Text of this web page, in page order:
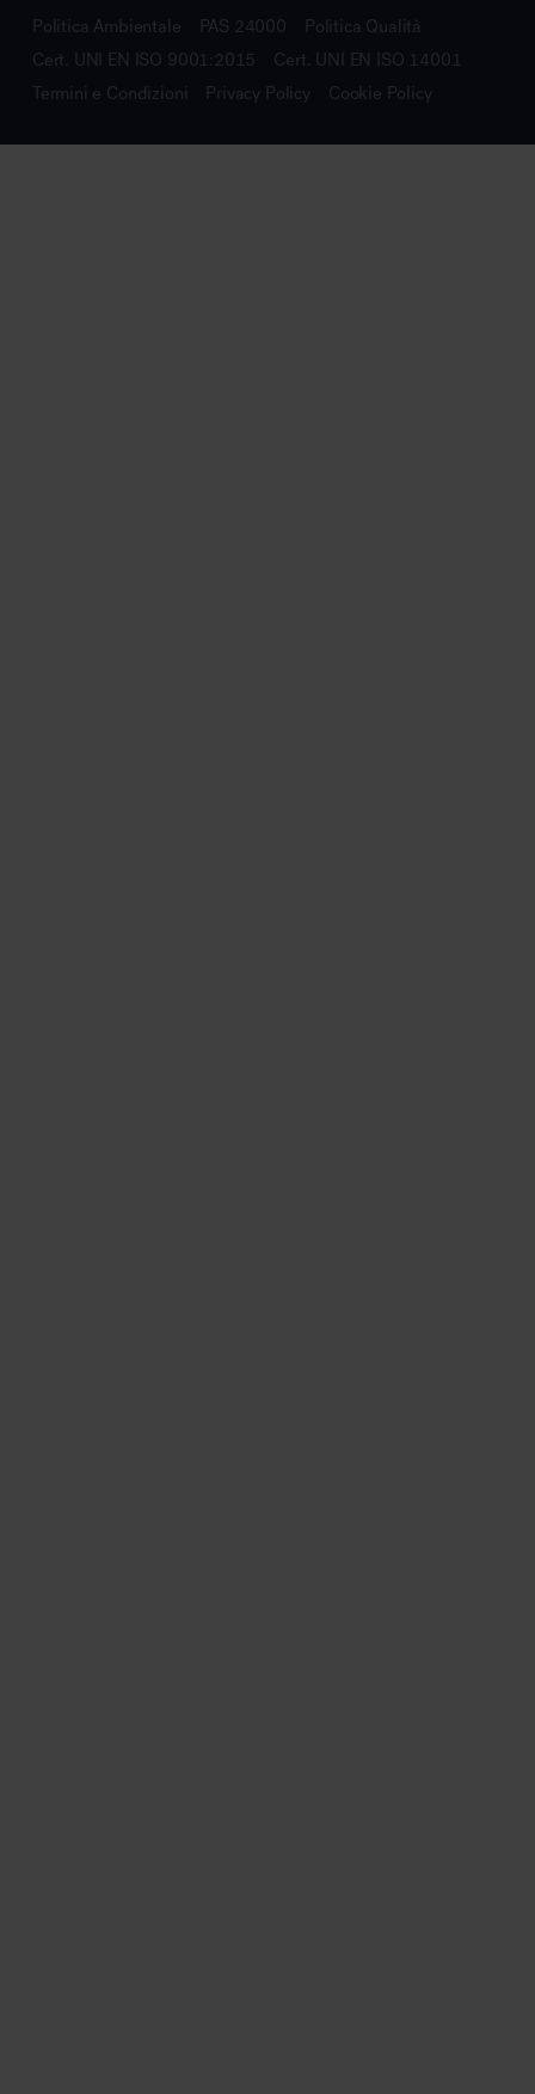
Politica Ambientale PAS 24000
Politica Qualità
Cert. UNI EN ISO 9001:2015
Cert. UNI EN ISO 14001
Termini e Condizioni
Privacy Policy Cookie Policy